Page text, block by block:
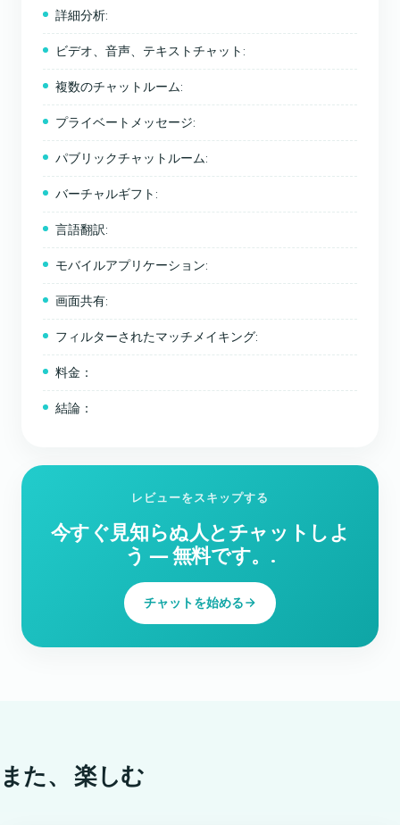
詳細分析:
ビデオ、音声、テキストチャット:
複数のチャットルーム:
プライベートメッセージ:
パブリックチャットルーム:
バーチャルギフト:
言語翻訳:
モバイルアプリケーション:
画面共有:
フィルターされたマッチメイキング:
料金：
結論：
レビューをスキップする
今すぐ見知らぬ人とチャットしよ
う ― 無料です。.
チャットを始める
また、楽しむ